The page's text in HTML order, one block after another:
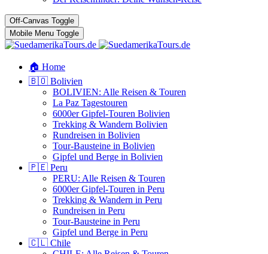
Off-Canvas Toggle
Mobile Menu Toggle
🏠 Home
🇧🇴 Bolivien
BOLIVIEN: Alle Reisen & Touren
La Paz Tagestouren
6000er Gipfel-Touren Bolivien
Trekking & Wandern Bolivien
Rundreisen in Bolivien
Tour-Bausteine in Bolivien
Gipfel und Berge in Bolivien
🇵🇪 Peru
PERU: Alle Reisen & Touren
6000er Gipfel-Touren in Peru
Trekking & Wandern in Peru
Rundreisen in Peru
Tour-Bausteine in Peru
Gipfel und Berge in Peru
🇨🇱 Chile